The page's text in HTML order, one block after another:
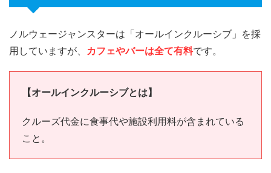
ノルウェージャンスターは「オールインクルーシブ」を採
用していますが、 カフェやバーは全て有料です。
【オールインクルーシブとは】
クルーズ代金に食事代や施設利用料が含まれている
こと。